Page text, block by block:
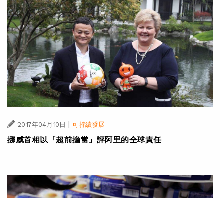
2017年04月10日 | 可持續發展
挪威首相以「超前擔當」評阿里的全球責任